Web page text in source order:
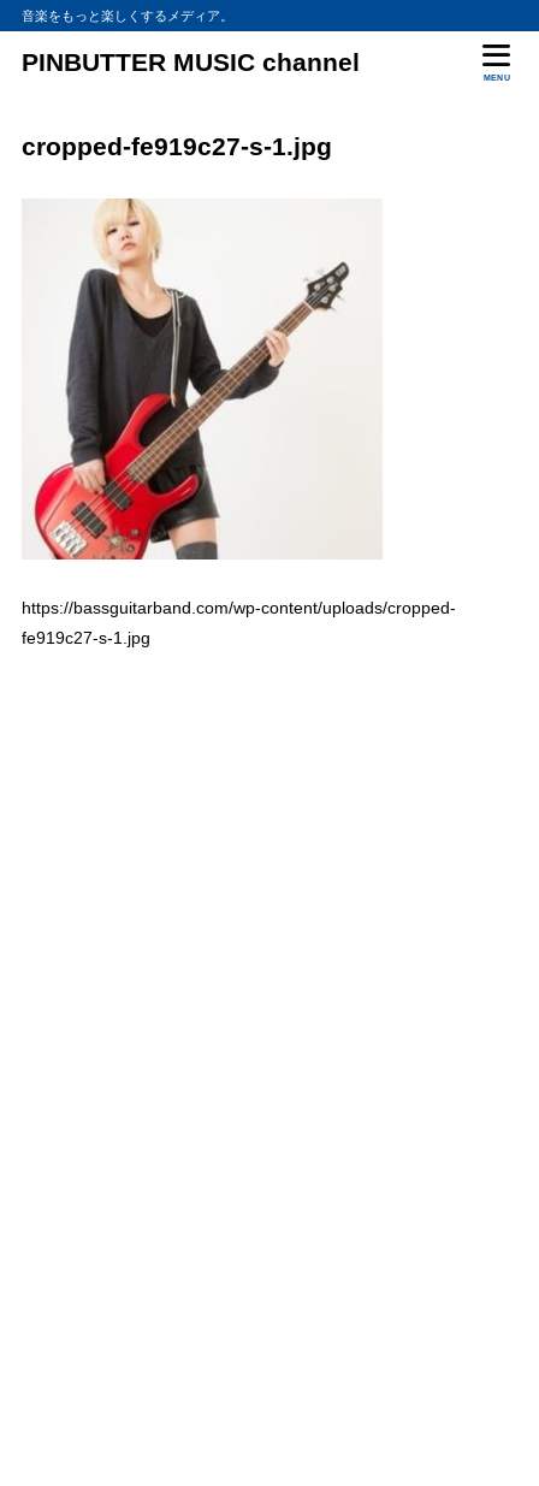
音楽をもっと楽しくするメディア。
PINBUTTER MUSIC channel
MENU
cropped-fe919c27-s-1.jpg
https://bassguitarband.com/wp-content/uploads/cropped-
fe919c27-s-1.jpg